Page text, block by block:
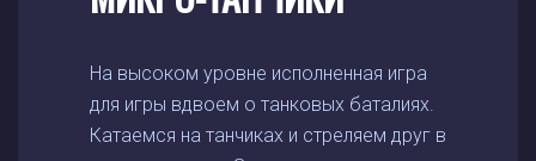
На высоком уровне исполненная игра
для игры вдвоем о танковых баталиях.
Катаемся на танчиках и стреляем друг в